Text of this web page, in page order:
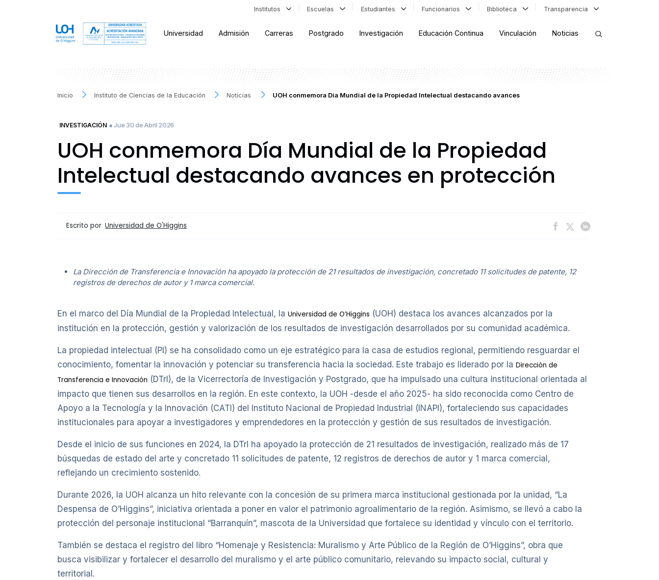
Institutos Escuelas Estudiantes Funcionarios Biblioteca Transparencia
Universidad Admisión Carreras Postgrado Investigación Educación Continua Vinculación Noticias
Inicio Instituto de Ciencias de la Educación Noticias UOH conmemora Día Mundial de la Propiedad Intelectual destacando avances
INVESTIGACIÓN ● Jue 30 de Abril 2026
UOH conmemora Día Mundial de la Propiedad
Intelectual destacando avances en protección
Escrito por Universidad de O'Higgins
La Dirección de Transferencia e Innovación ha apoyado la protección de 21 resultados de investigación, concretado 11 solicitudes de patente, 12
registros de derechos de autor y 1 marca comercial.
En el marco del Día Mundial de la Propiedad Intelectual, la Universidad de O’Higgins (UOH) destaca los avances alcanzados por la
institución en la protección, gestión y valorización de los resultados de investigación desarrollados por su comunidad académica.
La propiedad intelectual (PI) se ha consolidado como un eje estratégico para la casa de estudios regional, permitiendo resguardar el
conocimiento, fomentar la innovación y potenciar su transferencia hacia la sociedad. Este trabajo es liderado por la Dirección de
Transferencia e Innovación (DTrI), de la Vicerrectoría de Investigación y Postgrado, que ha impulsado una cultura institucional orientada al
impacto que tienen sus desarrollos en la región. En este contexto, la UOH -desde el año 2025- ha sido reconocida como Centro de
Apoyo a la Tecnología y la Innovación (CATI) del Instituto Nacional de Propiedad Industrial (INAPI), fortaleciendo sus capacidades
institucionales para apoyar a investigadores y emprendedores en la protección y gestión de sus resultados de investigación.
Desde el inicio de sus funciones en 2024, la DTrI ha apoyado la protección de 21 resultados de investigación, realizado más de 17
búsquedas de estado del arte y concretado 11 solicitudes de patente, 12 registros de derechos de autor y 1 marca comercial,
reflejando un crecimiento sostenido.
Durante 2026, la UOH alcanza un hito relevante con la concesión de su primera marca institucional gestionada por la unidad, “La
Despensa de O’Higgins”, iniciativa orientada a poner en valor el patrimonio agroalimentario de la región. Asimismo, se llevó a cabo la
protección del personaje institucional “Barranquín”, mascota de la Universidad que fortalece su identidad y vínculo con el territorio.
También se destaca el registro del libro “Homenaje y Resistencia: Muralismo y Arte Público de la Región de O’Higgins”, obra que
busca visibilizar y fortalecer el desarrollo del muralismo y el arte público comunitario, relevando su impacto social, cultural y
territorial.